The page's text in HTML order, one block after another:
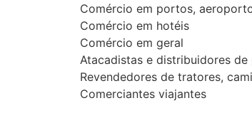
Comércio em portos,
Comércio em hotéis
Comércio em geral
Atacadistas e distribuidores
Revendedores de tratores,
Comerciantes viajantes